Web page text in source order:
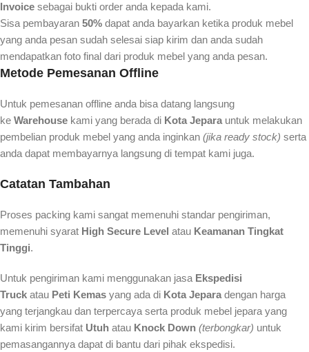
Invoice sebagai bukti order anda kepada kami.
Sisa pembayaran 50% dapat anda bayarkan ketika produk mebel
yang anda pesan sudah selesai siap kirim dan anda sudah
mendapatkan foto final dari produk mebel yang anda pesan.
Metode Pemesanan Offline
Untuk pemesanan offline anda bisa datang langsung
ke Warehouse kami yang berada di Kota Jepara untuk melakukan
pembelian produk mebel yang anda inginkan (jika ready stock) serta
anda dapat membayarnya langsung di tempat kami juga.
Catatan Tambahan
Proses packing kami sangat memenuhi standar pengiriman,
memenuhi syarat High Secure Level atau Keamanan Tingkat
Tinggi.
Untuk pengiriman kami menggunakan jasa Ekspedisi
Truck atau Peti Kemas yang ada di Kota Jepara dengan harga
yang terjangkau dan terpercaya serta produk mebel jepara yang
kami kirim bersifat Utuh atau Knock Down (terbongkar) untuk
pemasangannya dapat di bantu dari pihak ekspedisi.